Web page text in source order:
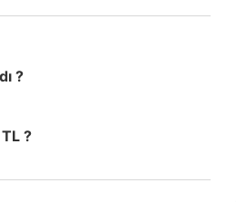
?
?